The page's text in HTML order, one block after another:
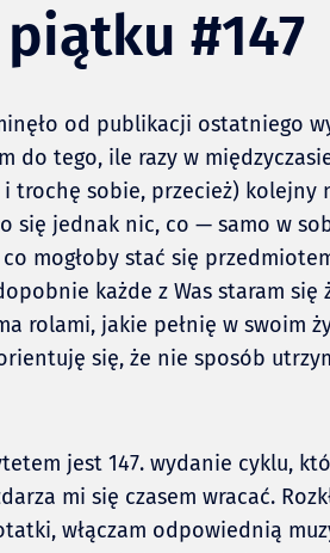
#147
od publikacji ostatniego
do tego, ile razy w
i trochę sobie, przecież) kolejny
się jednak nic, co — samo w
mogłoby stać się
każde z Was staram się
rolami, jakie pełnię w swoim
się, że nie sposób
jest 147. wydanie cyklu,
mi się czasem wracać.
włączam odpowiednią